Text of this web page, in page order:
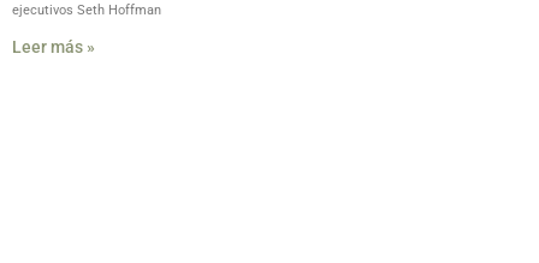
ejecutivos Seth Hoffman
Leer más »